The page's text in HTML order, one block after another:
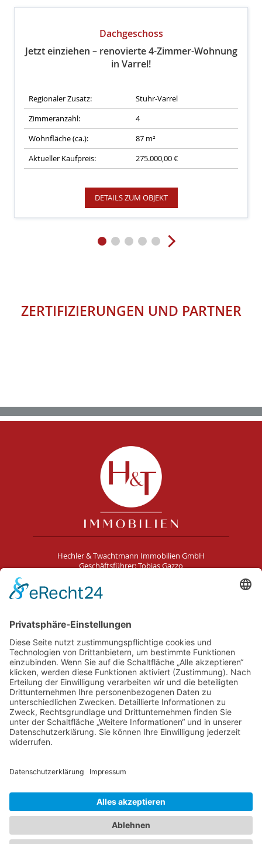
Dachgeschoss
Jetzt einziehen – renovierte 4-Zimmer-Wohnung
in Varrel!
Regionaler Zusatz:
Stuhr-Varrel
Zimmeranzahl:
4
Wohnfläche (ca.):
87 m²
Aktueller Kaufpreis:
275.000,00 €
DETAILS ZUM OBJEKT
ZERTIFIZIERUNGEN UND PARTNER
Hechler & Twachtmann Immobilien GmbH
Geschäftsführer: Tobias Gazzo
Kontakt
Impressum
AGB
Datenschutz
Cookie-Erklärung
Immobilienmakler Stuhr
Immobilienmakler Weyhe